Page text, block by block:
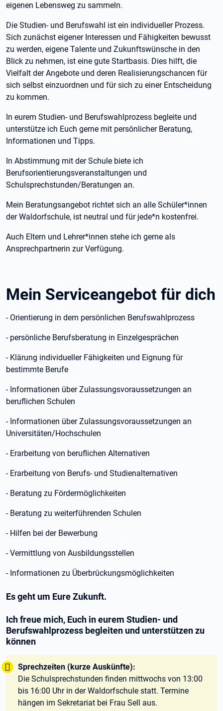
eigenen Lebensweg zu sammeln.
Die Studien- und Berufswahl ist ein individueller Prozess.
Sich zunächst eigener Interessen und Fähigkeiten bewusst
zu werden, eigene Talente und Zukunftswünsche in den
Blick zu nehmen, ist eine gute Startbasis. Dies hilft, die
Vielfalt der Angebote und deren Realisierungschancen für
sich selbst einzuordnen und für sich zu einer Entscheidung
zu kommen.
In eurem Studien- und Berufswahlprozess begleite und
unterstütze ich Euch gerne mit persönlicher Beratung,
Informationen und Tipps.
In Abstimmung mit der Schule biete ich
Berufsorientierungsveranstaltungen und
Schulsprechstunden/Beratungen an.
Mein Beratungsangebot richtet sich an alle Schüler*innen
der Waldorfschule, ist neutral und für jede*n kostenfrei.
Auch Eltern und Lehrer*innen stehe ich gerne als
Ansprechpartnerin zur Verfügung.
Mein Serviceangebot für dich
- Orientierung in dem persönlichen Berufswahlprozess
- persönliche Berufsberatung in Einzelgesprächen
- Klärung individueller Fähigkeiten und Eignung für
bestimmte Berufe
- Informationen über Zulassungsvoraussetzungen an
beruflichen Schulen
- Informationen über Zulassungsvoraussetzungen an
Universitäten/Hochschulen
- Erarbeitung von beruflichen Alternativen
- Erarbeitung von Berufs- und Studienalternativen
- Beratung zu Fördermöglichkeiten
- Beratung zu weiterführenden Schulen
- Hilfen bei der Bewerbung
- Vermittlung von Ausbildungsstellen
- Informationen zu Überbrückungsmöglichkeiten
Es geht um Eure Zukunft.
Ich freue mich, Euch in eurem Studien- und
Berufswahlprozess begleiten und unterstützen zu
können
Tipp:
Sprechzeiten (kurze Auskünfte):
Die Schulsprechstunden finden mittwochs von 13:00
bis 16:00 Uhr in der Waldorfschule statt. Termine
hängen im Sekretariat bei Frau Sell aus.